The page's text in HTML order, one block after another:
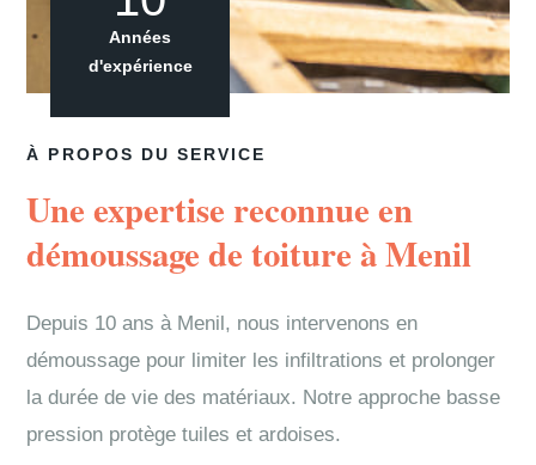
À PROPOS DU SERVICE
Une expertise reconnue en
démoussage de toiture à Menil
Depuis 10 ans à Menil, nous intervenons en
démoussage pour limiter les infiltrations et prolonger
la durée de vie des matériaux. Notre approche basse
pression protège tuiles et ardoises.
Années
d'expérience